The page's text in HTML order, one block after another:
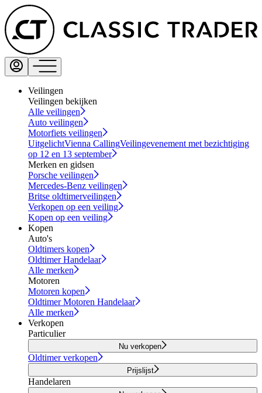
Veilingen
Veilingen bekijken
Alle veilingen
Auto veilingen
Motorfiets veilingen
UitgelichtVienna CallingVeilingevenement met bezichtiging
op 12 en 13 september
Merken en gidsen
Porsche veilingen
Mercedes-Benz veilingen
Britse oldtimerveilingen
Verkopen op een veiling
Kopen op een veiling
Kopen
Auto's
Oldtimers kopen
Oldtimer Handelaar
Alle merken
Motoren
Motoren kopen
Oldtimer Motoren Handelaar
Alle merken
Verkopen
Particulier
Nu verkopen
Oldtimer verkopen
Prijslijst
Handelaren